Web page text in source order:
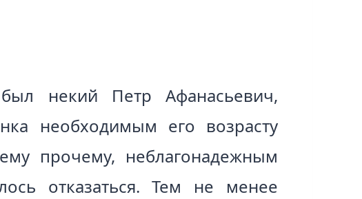
некий Петр Афанасьевич,
необходимым его возрасту
прочему, неблагонадежным
отказаться. Тем не менее